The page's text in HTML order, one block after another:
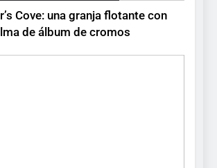
Cove: una granja flotante con
de álbum de cromos